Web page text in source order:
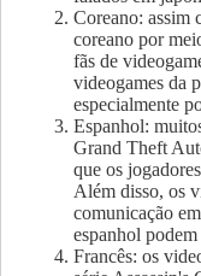
Coreano: assim
coreano por
fãs de
videogames da
especialmente
Espanhol:
Grand Theft
que os
Além disso, os
comunicação
espanhol
Francês: os